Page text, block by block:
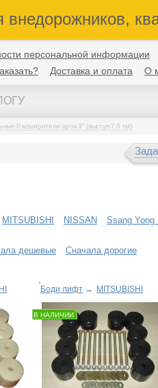
внедорожников,
персональной информации
Доставка и оплата О
Расширители арок 3" (выступ 7,5 см)
MITSUBISHI NISSAN Ssang Yong
дешевые Сначала дорогие
Боди лифт → MITSUBISHI
В НАЛИЧИИ